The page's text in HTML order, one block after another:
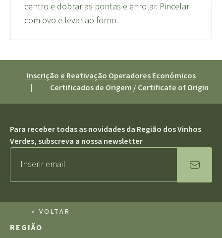
centro e dobrar as pontas e enrolar. Pincelar
com ovo e levar ao forno.
Inscrição e Reativação Operadores Económicos
|
Certificados de Origem / Certificate of Origin
Para receber todas as novidades da Região dos Vinhos
Verdes, subscreva a nossa newsletter
« VOLTAR
REGIÃO